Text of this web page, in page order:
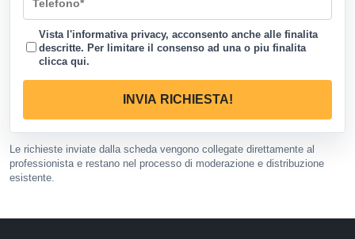
Vista l'informativa privacy, acconsento anche alle finalita
descritte. Per limitare il consenso ad una o piu finalita
clicca qui.
INVIA RICHIESTA!
Le richieste inviate dalla scheda vengono collegate direttamente al
professionista e restano nel processo di moderazione e distribuzione
esistente.